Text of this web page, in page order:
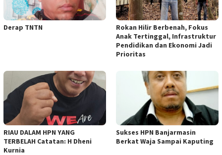
Derap TNTN
Rokan Hilir Berbenah, Fokus
Anak Tertinggal, Infrastruktur
Pendidikan dan Ekonomi Jadi
Prioritas
RIAU DALAM HPN YANG
TERBELAH Catatan: H Dheni
Kurnia
Sukses HPN Banjarmasin
Berkat Waja Sampai Kaputing